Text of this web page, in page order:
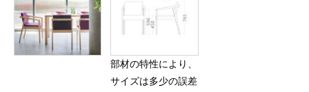
部材の特性により、
サイズは多少の誤差